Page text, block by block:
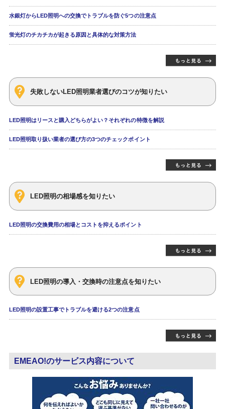
水銀灯からLED照明への交換でトラブルを防ぐ5つの注意点
蛍光灯のチカチカが起きる原因と具体的な対策方法
失敗しないLED照明業者選びのコツが知りたい
LED照明はリースと購入どちらがよい？それぞれの特徴を解説
LED照明取り扱い業者の選び方の3つのチェックポイント
LED照明の相場感を知りたい
LED照明の交換費用の相場とコストを抑えるポイント
LED照明の導入・交換時の注意点を知りたい
LED照明の設置工事でトラブルを避ける2つの注意点
EMEAO!のサービス内容について